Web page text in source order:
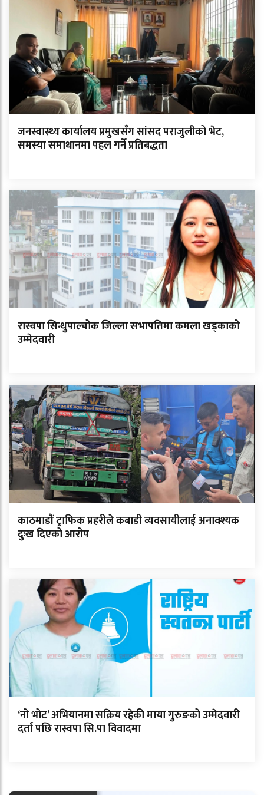
जनस्वास्थ्य कार्यालय प्रमुखसँग सांसद पराजुलीको भेट,
समस्या समाधानमा पहल गर्ने प्रतिबद्धता
रास्वपा सिन्धुपाल्चोक जिल्ला सभापतिमा कमला खड्काको
उम्मेदवारी
काठमाडौं ट्राफिक प्रहरीले कबाडी व्यवसायीलाई अनावश्यक
दुःख दिएको आरोप
‘नो भोट’ अभियानमा सक्रिय रहेकी माया गुरुङको उम्मेदवारी
दर्ता पछि रास्वपा सि.पा विवादमा